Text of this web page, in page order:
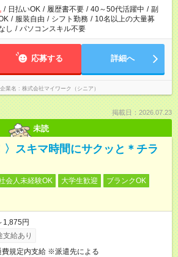
/ 日払いOK / 履歴書不要 / 40～50代活躍中 / 副
/ 服装自由 / シフト勤務 / 10名以上の大量募
し / パソコンスキル不要
応募する 詳細へ
業名 株式会社マイワーク（シニア）
掲載日：2026.07.23
未読
〉スキマ時間にサクッと＊チラ
会人未経験OK 大学生歓迎
ブランクOK
1,875円
支給あり
費規定内支給 ※派遣先による